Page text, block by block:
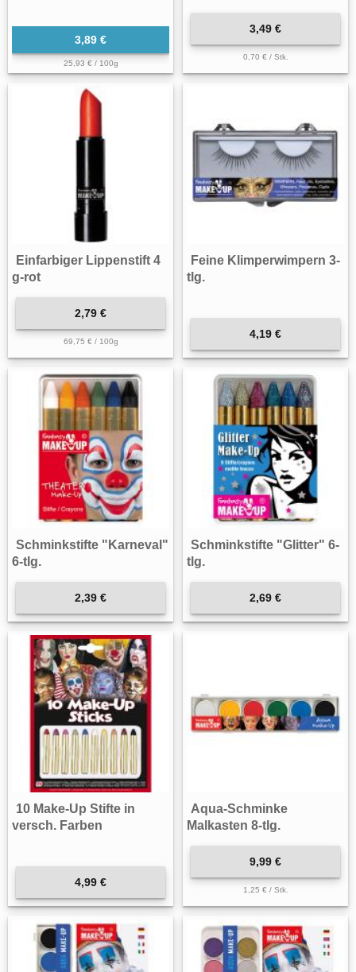
3,89 €
25,93 € / 100g
3,49 €
0,70 € / Stk.
Einfarbiger Lippenstift 4
g-rot
2,79 €
69,75 € / 100g
Feine Klimperwimpern 3-
tlg.
4,19 €
Schminkstifte "Karneval"
6-tlg.
2,39 €
Schminkstifte "Glitter" 6-
tlg.
2,69 €
10 Make-Up Stifte in
versch. Farben
4,99 €
Aqua-Schminke
Malkasten 8-tlg.
9,99 €
1,25 € / Stk.